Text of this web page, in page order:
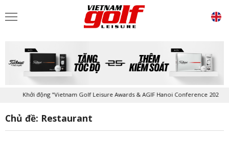
Khởi động "Vietnam Golf Leisure Awards & AGIF Hanoi Conference 2026"
Chủ đề: Restaurant